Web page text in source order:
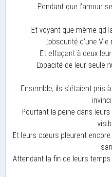
Pendant que l’amour
Et voyant que même qd
L’obscurité d’une
Et effaçant à deux
L’opacité de leur seule
Ensemble, ils s’étaient pris
Pourtant la peine dans
Et leurs cœurs pleurent
Attendant la fin de leurs